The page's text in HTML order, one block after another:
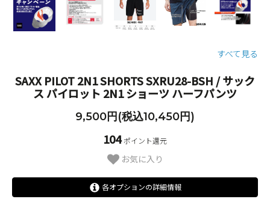
すべて見る
SAXX PILOT 2N1 SHORTS SXRU28-BSH / サック
ス パイロット 2N1 ショーツ ハーフパンツ
9,500円(税込10,450円)
104ポイント還元
お気に入り
各オプションの詳細情報